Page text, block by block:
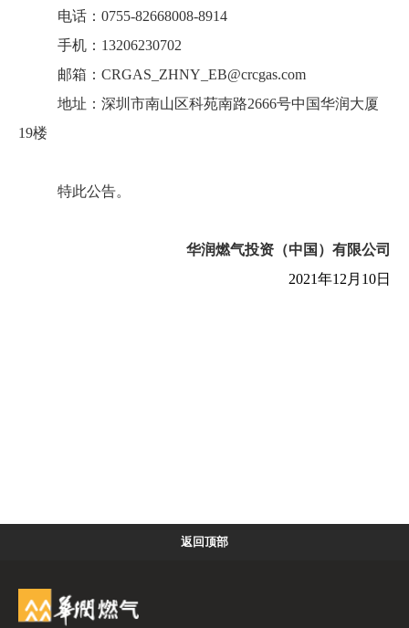
电话： 0755-82668008-8914
手机： 13206230702
邮箱： CRGAS_ZHNY_EB@crcgas.com
地址：深圳市南山区科苑南路2666号中国华润大厦
19楼
特此公告。
华润燃气投资（中国）有限公司
2021年12 月 10日
返回顶部